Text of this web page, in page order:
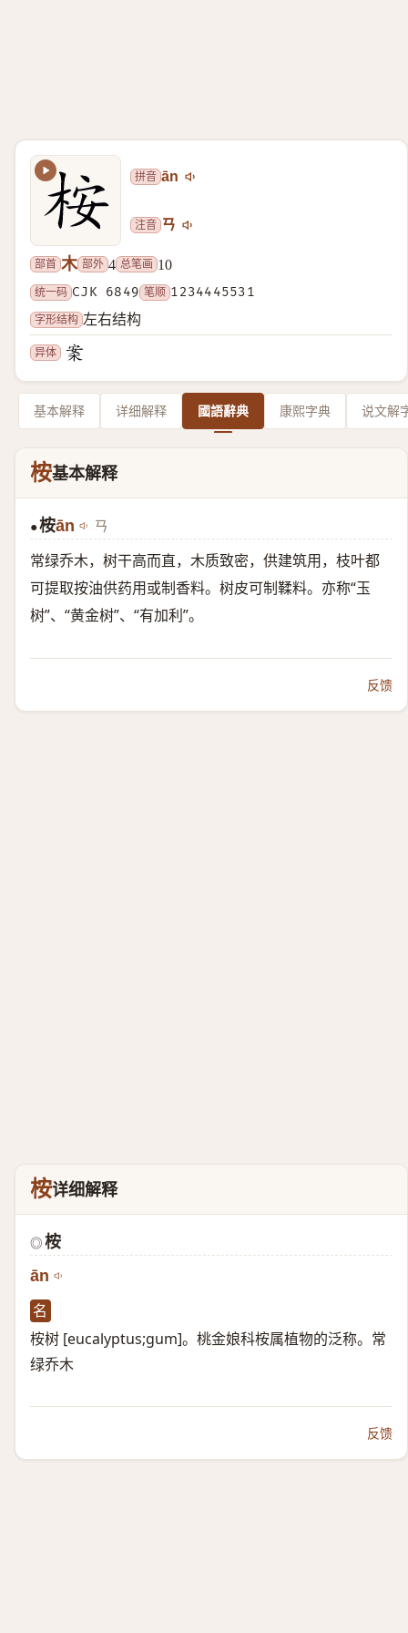
拼音 ān
注音 ㄢ
部首 木 部外 4 总笔画 10
统一码 CJK 6849 笔顺 1234445531
字形结构 左右结构
异体
基本解释 详细解释 國語辭典 康熙字典 说文解
桉基本解释
●桉ān ㄢ
常绿乔木，树干高而直，木质致密，供建筑用，枝叶都
可提取按油供药用或制香料。树皮可制鞣料。亦称“玉
树”、“黄金树”、“有加利”。
反馈
桉详细解释
◎ 桉
ān
名
桉树 [eucalyptus;gum]。桃金娘科桉属植物的泛称。常
绿乔木
反馈